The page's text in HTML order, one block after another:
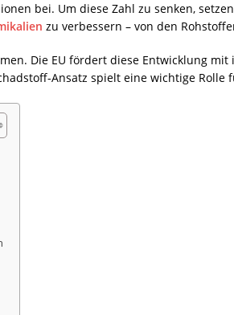
bei. Um diese Zahl zu senken,
zu verbessern – von den
Die EU fördert diese Entwicklung
Ansatz spielt eine wichtige Rolle